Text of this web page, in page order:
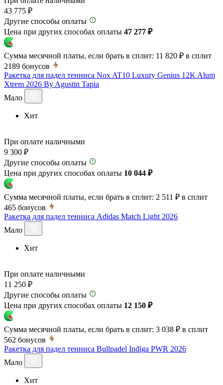
43 775 ₽
Другие способы оплаты
Цена при других способах оплаты 47 277 ₽
Сумма месячной платы, если брать в сплит: 11 820 ₽ в сплит
2189 бонусов
Ракетка для падел тенниса Nox AT10 Luxury Genius 12K Alum
Xtrem 2026 By Agustin Tapia
Мало
Хит
При оплате наличными
9 300 ₽
Другие способы оплаты
Цена при других способах оплаты 10 044 ₽
Сумма месячной платы, если брать в сплит: 2 511 ₽ в сплит
465 бонусов
Ракетка для падел тенниса Adidas Match Light 2026
Мало
Хит
При оплате наличными
11 250 ₽
Другие способы оплаты
Цена при других способах оплаты 12 150 ₽
Сумма месячной платы, если брать в сплит: 3 038 ₽ в сплит
562 бонусов
Ракетка для падел тенниса Bullpadel Indiga PWR 2026
Мало
Хит